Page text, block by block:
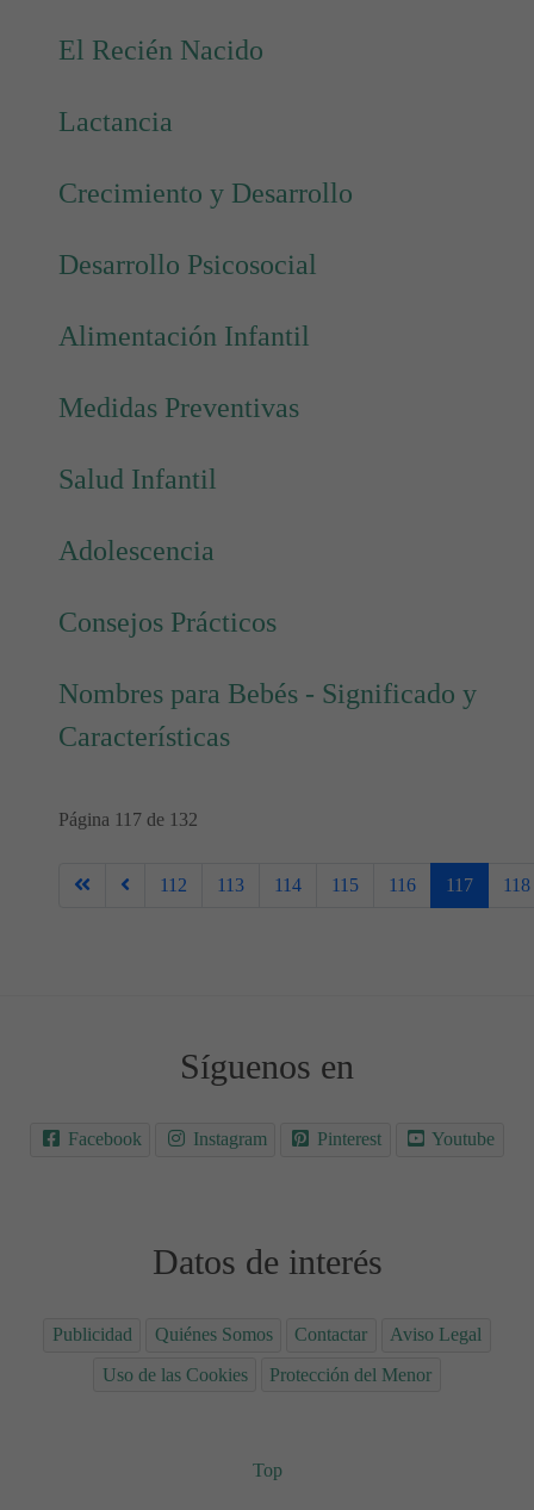
El Recién Nacido
Lactancia
Crecimiento y Desarrollo
Desarrollo Psicosocial
Alimentación Infantil
Medidas Preventivas
Salud Infantil
Adolescencia
Consejos Prácticos
Nombres para Bebés - Significado y
Características
Página 117 de 132
112 113 114 115 116 117 118
Síguenos en
Facebook Instagram Pinterest Youtube
Datos de interés
Publicidad Quiénes Somos Contactar
Aviso Legal
Uso de las Cookies
Protección del Menor
Top